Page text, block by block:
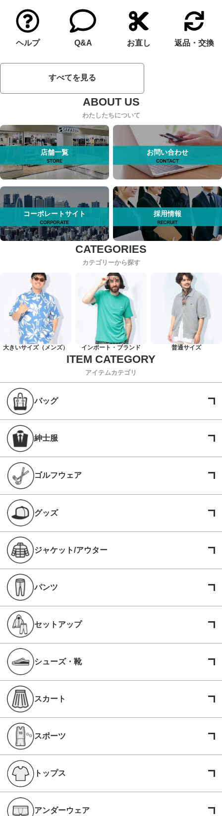
ヘルプ Q&A お直し 返品・交換
すべてを見る
わたしたちについて
店舗一覧 お問い合わせ
コーポレートサイト 採用情報
カテゴリーから探す
大きいサイズ（メンズ） インポート・ブランド 普通サイズ
アイテムカテゴリ
バッグ
紳士服
ゴルフウェア
グッズ
ジャケット/アウター
パンツ
セットアップ
シューズ・靴
スカート
スポーツ
トップス
アンダーウェア